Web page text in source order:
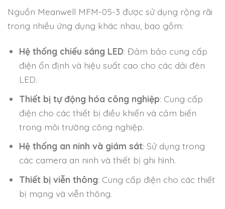
Nguồn Meanwell MFM-05-3 được sử dụng rộng rãi
trong nhiều ứng dụng khác nhau, bao gồm:
Hệ thống chiếu sáng LED: Đảm bảo cung cấp
điện ổn định và hiệu suất cao cho các dải đèn
LED.
Thiết bị tự động hóa công nghiệp: Cung cấp
điện cho các thiết bị điều khiển và cảm biến
trong môi trường công nghiệp.
Hệ thống an ninh và giám sát: Sử dụng trong
các camera an ninh và thiết bị ghi hình.
Thiết bị viễn thông: Cung cấp điện cho các thiết
bị mạng và viễn thông.